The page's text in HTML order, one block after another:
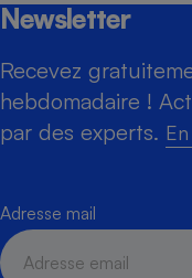
Newsletter
Recevez
hebdomadaire !
par des experts.
Adresse mail